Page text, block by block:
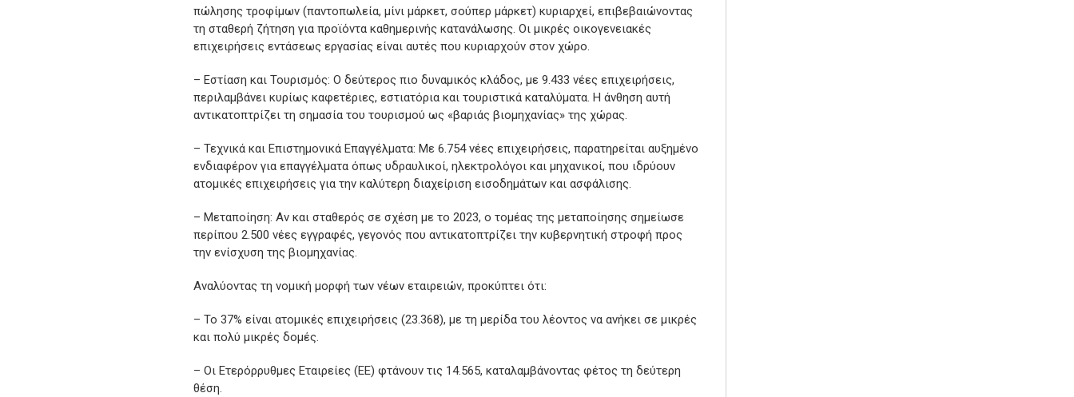
πώλησης τροφίμων (παντοπωλεία, μίνι μάρκετ, σούπερ μάρκετ) κυριαρχεί, επιβεβαιώνοντας
τη σταθερή ζήτηση για προϊόντα καθημερινής κατανάλωσης. Οι μικρές οικογενειακές
επιχειρήσεις εντάσεως εργασίας είναι αυτές που κυριαρχούν στον χώρο.
– Εστίαση και Τουρισμός: Ο δεύτερος πιο δυναμικός κλάδος, με 9.433 νέες επιχειρήσεις,
περιλαμβάνει κυρίως καφετέριες, εστιατόρια και τουριστικά καταλύματα. Η άνθηση αυτή
αντικατοπτρίζει τη σημασία του τουρισμού ως «βαριάς βιομηχανίας» της χώρας.
– Τεχνικά και Επιστημονικά Επαγγέλματα: Με 6.754 νέες επιχειρήσεις, παρατηρείται αυξημένο
ενδιαφέρον για επαγγέλματα όπως υδραυλικοί, ηλεκτρολόγοι και μηχανικοί, που ιδρύουν
ατομικές επιχειρήσεις για την καλύτερη διαχείριση εισοδημάτων και ασφάλισης.
– Μεταποίηση: Αν και σταθερός σε σχέση με το 2023, ο τομέας της μεταποίησης σημείωσε
περίπου 2.500 νέες εγγραφές, γεγονός που αντικατοπτρίζει την κυβερνητική στροφή προς
την ενίσχυση της βιομηχανίας.
Αναλύοντας τη νομική μορφή των νέων εταιρειών, προκύπτει ότι:
– Το 37% είναι ατομικές επιχειρήσεις (23.368), με τη μερίδα του λέοντος να ανήκει σε μικρές
και πολύ μικρές δομές.
– Οι Ετερόρρυθμες Εταιρείες (ΕΕ) φτάνουν τις 14.565, καταλαμβάνοντας φέτος τη δεύτερη
θέση.